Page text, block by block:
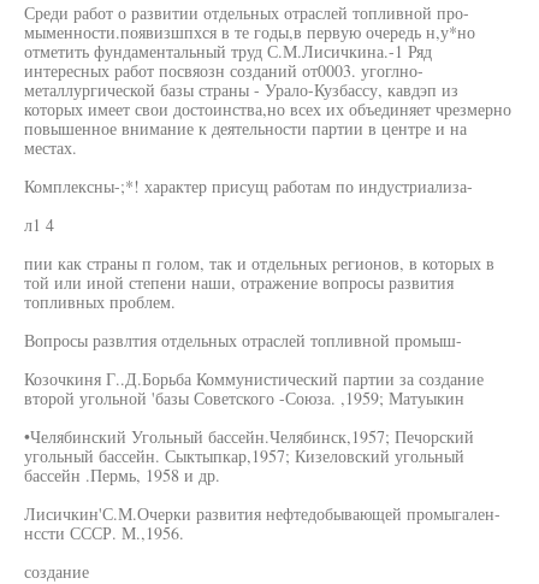
Среди работ о развитии отдельных отраслей топливной про-
мыменности.появизшпхся в те годы,в первую очередь н,у*но
отметить фундаментальный труд С.М.Лисичкина.-1 Ряд
интересных работ посвяозн созданий от0003. угоглно-
металлургической базы страны - Урало-Кузбассу, кавдэп из
которых имеет свои достоинства,но всех их объединяет чрезмерно
повышенное внимание к деятельности партии в центре и на
местах.
Комплексны-;*! характер присущ работам по индустриализа-
л1 4
пии как страны п голом, так и отдельных регионов, в которых в
той или иной степени наши, отражение вопросы развития
топливных проблем.
Вопросы развлтия отдельных отраслей топливной промыш-
Козочкиня Г..Д.Борьба Коммунистический партии за создание
второй угольной 'базы Советского -Союза. ,1959; Матуыкин
•Челябинский Угольный бассейн.Челябинск,1957; Печорский
угольный бассейн. Сыктыпкар,1957; Кизеловский угольный
бассейн .Пермь, 1958 и др.
Лисичкин'С.М.Очерки развития нефтедобывающей промыгален-
нссти СССР. М.,1956.
создание